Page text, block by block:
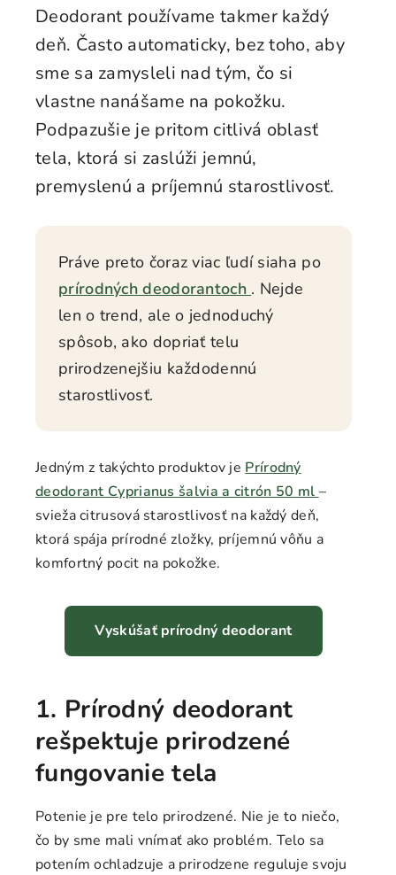
Deodorant používame takmer každý
deň. Často automaticky, bez toho, aby
sme sa zamysleli nad tým, čo si
vlastne nanášame na pokožku.
Podpazušie je pritom citlivá oblasť
tela, ktorá si zaslúži jemnú,
premyslenú a príjemnú starostlivosť.
Práve preto čoraz viac ľudí siaha po
prírodných deodorantoch . Nejde
len o trend, ale o jednoduchý
spôsob, ako dopriať telu
prirodzenejšiu každodennú
starostlivosť.
Jedným z takýchto produktov je Prírodný
deodorant Cyprianus šalvia a citrón 50 ml –
svieža citrusová starostlivosť na každý deň,
ktorá spája prírodné zložky, príjemnú vôňu a
komfortný pocit na pokožke.
Vyskúšať prírodný deodorant
1. Prírodný deodorant
rešpektuje prirodzené
fungovanie tela
Potenie je pre telo prirodzené. Nie je to niečo,
čo by sme mali vnímať ako problém. Telo sa
potením ochladzuje a prirodzene reguluje svoju